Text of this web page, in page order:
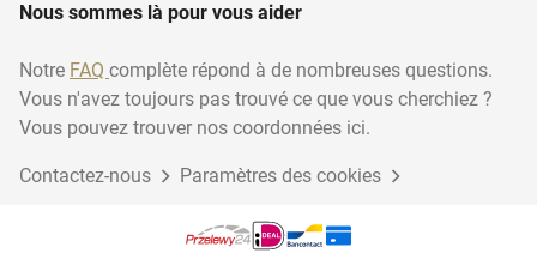
Nous sommes là pour vous aider
Notre FAQ complète répond à de nombreuses questions.
Vous n'avez toujours pas trouvé ce que vous cherchiez ?
Vous pouvez trouver nos coordonnées ici.
Contactez-nous Paramètres des cookies